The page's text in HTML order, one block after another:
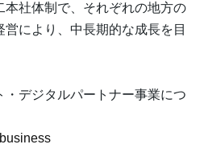
社体制で、それぞれの地方の
により、中長期的な成長を目
・デジタルパートナー事業につ